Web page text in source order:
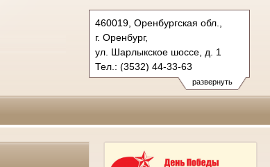
развернуть
460019, Оренбургская обл.,
г. Оренбург,
ул. Шарлыкское шоссе, д. 1
Тел.: (3532) 44-33-63
44-30-98 (ф.)
dzerzhinsky.orb@sudrf.ru